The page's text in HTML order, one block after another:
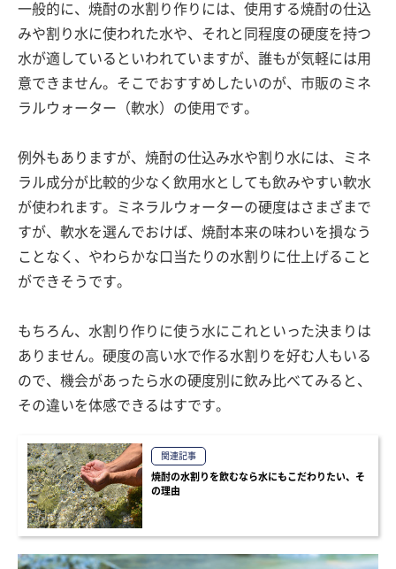
一般的に、焼酎の水割り作りには、使用する焼酎の仕込
みや割り水に使われた水や、それと同程度の硬度を持つ
水が適しているといわれていますが、誰もが気軽には用
意できません。そこでおすすめしたいのが、市販のミネ
ラルウォーター（軟水）の使用です。
例外もありますが、焼酎の仕込み水や割り水には、ミネ
ラル成分が比較的少なく飲用水としても飲みやすい軟水
が使われます。ミネラルウォーターの硬度はさまざまで
すが、軟水を選んでおけば、焼酎本来の味わいを損なう
ことなく、やわらかな口当たりの水割りに仕上げること
ができそうです。
もちろん、水割り作りに使う水にこれといった決まりは
ありません。硬度の高い水で作る水割りを好む人もいる
ので、機会があったら水の硬度別に飲み比べてみると、
その違いを体感できるはすです。
関連記事
焼酎の水割りを飲むなら水にもこだわりたい、そ
の理由